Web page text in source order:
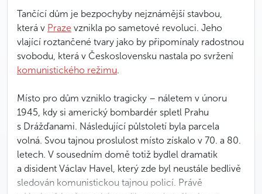
Tančící dům je bezpochyby nejznámější stavbou,
která v Praze vznikla po sametové revoluci. Jeho
vlající roztančené tvary jako by připomínaly radostnou
svobodu, která v Československu nastala po svržení
komunistického režimu.
Místo pro dům vzniklo tragicky – náletem v únoru
1945, kdy si americký bombardér spletl Prahu
s Drážďanami. Následující půlstoletí byla parcela
volná. Svou tajnou proslulost místo získalo v 70. a 80.
letech. V sousedním domě totiž bydlel dramatik
a disident Václav Havel, který zde byl neustále bedlivě
sledován komunistickou tajnou policí. Právě